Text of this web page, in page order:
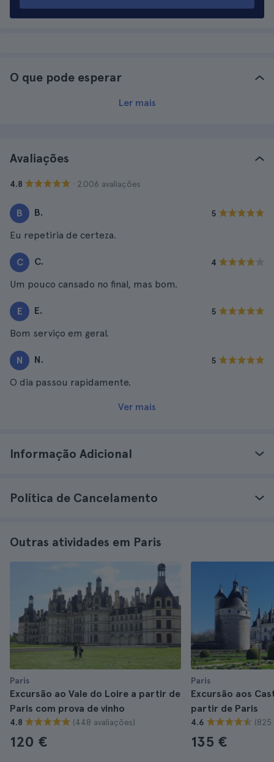
O que pode esperar
Ler mais
Avaliações
4.8 · 2.006 avaliações
B B. 5
Eu repetiria de certeza.
C C. 4
Um pouco cansado no final, mas bom.
E E. 5
Bom serviço em geral.
N N. 5
O dia passou rapidamente.
Ver mais
Informação Adicional
Política de Cancelamento
Outras atividades em Paris
Paris
Excursão ao Vale do Loire a partir de
Paris com prova de vinho
4.8 (448 avaliações)
120 €
Paris
Excursão aos
partir de Paris
4.6 (825
135 €